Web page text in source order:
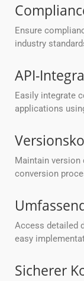
Ensure
industry
API-
Easily integrate
applications
Maintain
conversion
Access detailed
easy
Sicherer